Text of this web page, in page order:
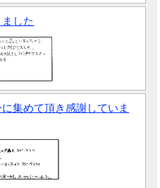
した
集めて頂き感謝していま